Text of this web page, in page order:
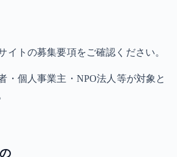
イトの募集要項をご確認ください。
・個人事業主・NPO法人等が対象と